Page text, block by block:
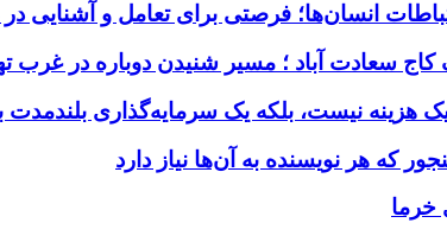
انسان‌ها؛ فرصتی برای تعامل و آشنایی در
سعادت آباد ؛ مسیر شنیدن دوباره در غرب
یک هزینه نیست، بلکه یک سرمایه‌گذاری
خرما